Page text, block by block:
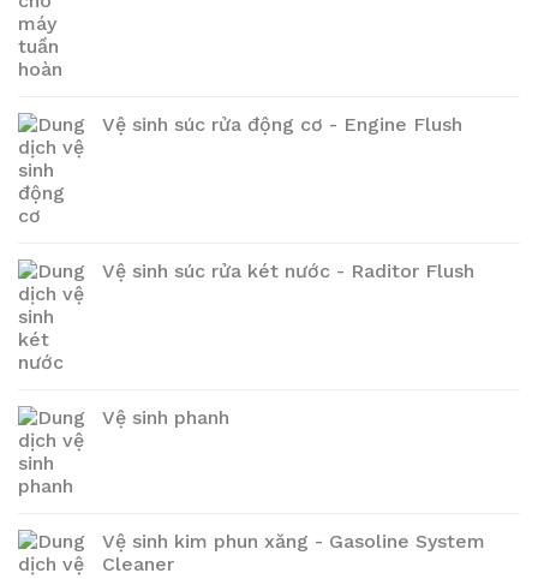
Vệ sinh súc rửa động cơ - Engine Flush
Vệ sinh súc rửa két nước - Raditor Flush
Vệ sinh phanh
Vệ sinh kim phun xăng - Gasoline System
Cleaner